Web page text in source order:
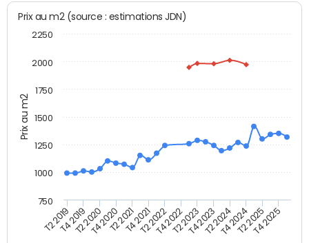
Prix au m2
Prix au m2 (source : estimations JDN)
T2 2019T4 2019T2 2020T4 2020T2 2021T4 2021T2 2022T4 2022T2 2023T4 2023T2 2024T4 2024T2 2025T4 2025
750
1000
1250
1500
1750
2000
2250